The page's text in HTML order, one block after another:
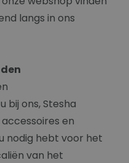
langs in ons
bij ons, Stesha
en
nodig hebt voor het
van het